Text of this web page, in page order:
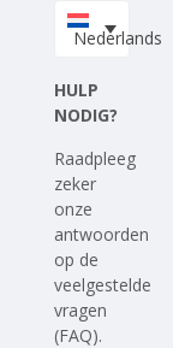
Upload je
Nederlands
HULP
NODIG?
Raadpleeg
zeker
onze
antwoorden
op de
veelgestelde
vragen
(FAQ).